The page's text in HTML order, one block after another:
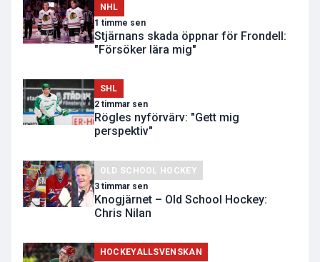
NHL
1 timme sen
Stjärnans skada öppnar för Frondell:
"Försöker lära mig"
SHL
2 timmar sen
Rögles nyförvärv: "Gett mig
perspektiv"
OLD SCHOOL HOCKEY
3 timmar sen
Knogjärnet – Old School Hockey:
Chris Nilan
HOCKEYALLSVENSKAN